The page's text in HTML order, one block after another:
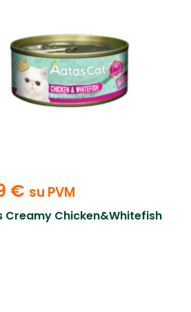
€ su PVM
Creamy Chicken&Whitefish